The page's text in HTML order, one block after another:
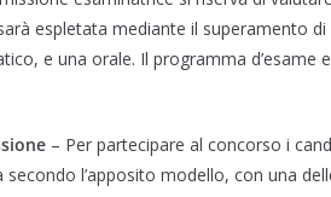
espletata mediante il superamento
e una orale. Il programma d’esame
– Per partecipare al concorso i
l’apposito modello, con una